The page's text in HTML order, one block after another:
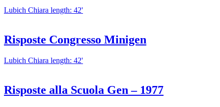
Lubich Chiara length: 42'
Risposte Congresso Minigen
Lubich Chiara length: 42'
Risposte alla Scuola Gen – 1977